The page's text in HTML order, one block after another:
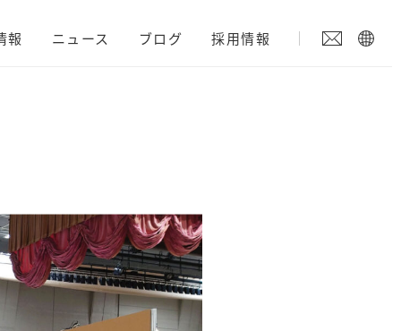
報 ニュース ブログ 採用情報